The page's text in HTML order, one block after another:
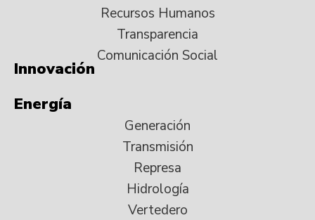
Recursos Humanos
Transparencia
Comunicación Social
Innovación
Energía
Generación
Transmisión
Represa
Hidrología
Vertedero